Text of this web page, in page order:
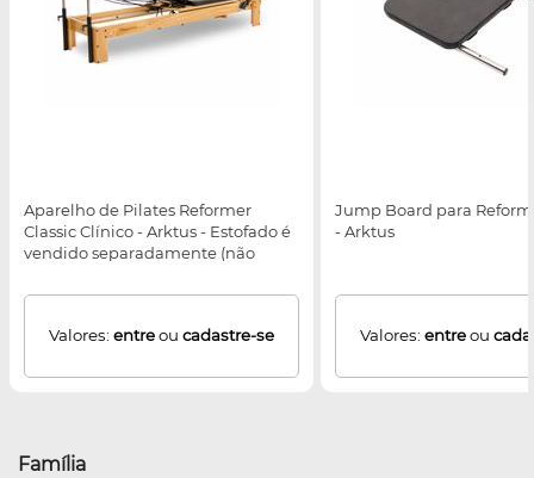
Aparelho de Pilates Reformer
Classic Clínico - Arktus - Estofado é
vendido separadamente (não
Valores: entreou cadastre-se
Jump Board para
- Arktus
Valores: entreou
Família